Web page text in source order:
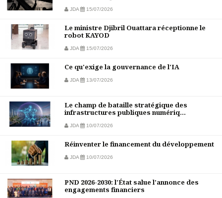
JDA 15/07/2026
Le ministre Djibril Ouattara réceptionne le
robot KAYOD
JDA 15/07/2026
Ce qu'exige la gouvernance de l'IA
JDA 13/07/2026
Le champ de bataille stratégique des
infrastructures publiques numériq...
JDA 10/07/2026
Réinventer le financement du développement
JDA 10/07/2026
PND 2026-2030: l'État salue l'annonce des
engagements financiers